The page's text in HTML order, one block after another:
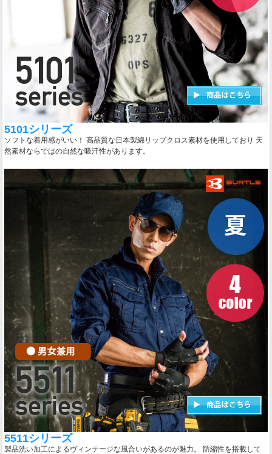
5101シリーズ
ソフトな着用感がいい！ 高品質な日本製綿リップクロス素材を使用しており 天
然素材ならではの自然な吸汗性があります。
5511シリーズ
製品洗い加工によるヴィンテージな風合いがあるのが魅力。 防縮性を搭載して